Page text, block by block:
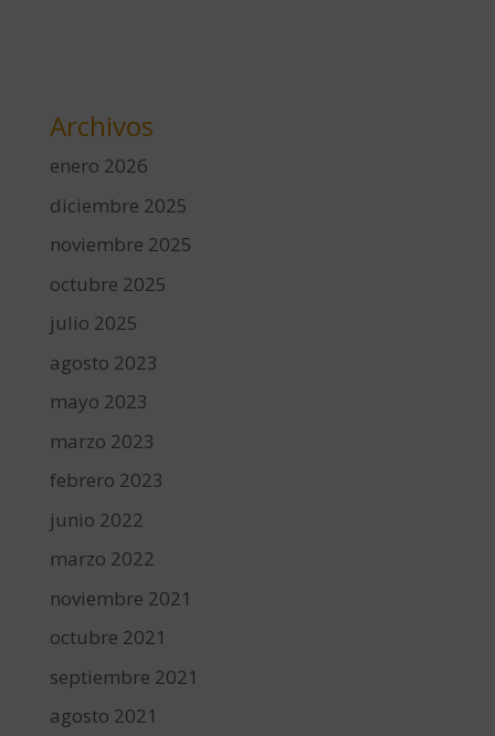
Archivos
enero 2026
diciembre 2025
noviembre 2025
octubre 2025
julio 2025
agosto 2023
mayo 2023
marzo 2023
febrero 2023
junio 2022
marzo 2022
noviembre 2021
octubre 2021
septiembre 2021
agosto 2021